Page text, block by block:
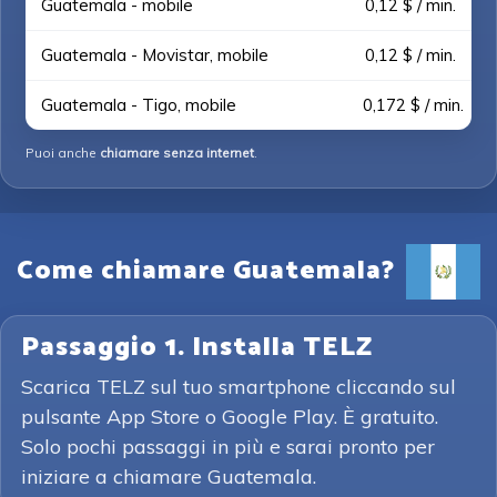
Guatemala - mobile 0,12 $ / min.
Guatemala - Movistar, mobile 0,12 $ / min.
Guatemala - Tigo, mobile 0,172 $ / min.
Puoi anche chiamare senza internet.
Come chiamare Guatemala?
Passaggio 1. Installa TELZ
Scarica TELZ sul tuo smartphone cliccando sul
pulsante App Store o Google Play. È gratuito.
Solo pochi passaggi in più e sarai pronto per
iniziare a chiamare Guatemala.